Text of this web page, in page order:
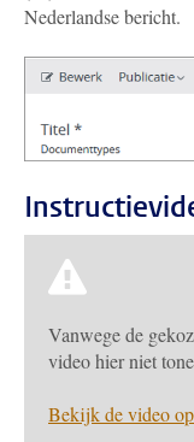
Nederlandse bericht.
Vanwege de
video hier niet
Bekijk de video